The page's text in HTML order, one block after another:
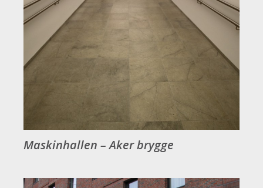
Maskinhallen – Aker brygge